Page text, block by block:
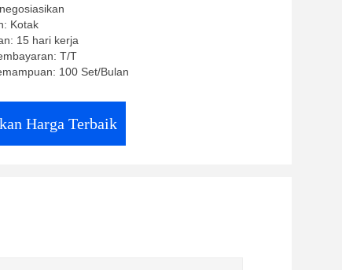
Kotak
15 hari kerja
T/T
100 Set/Bulan
Harga Terbaik